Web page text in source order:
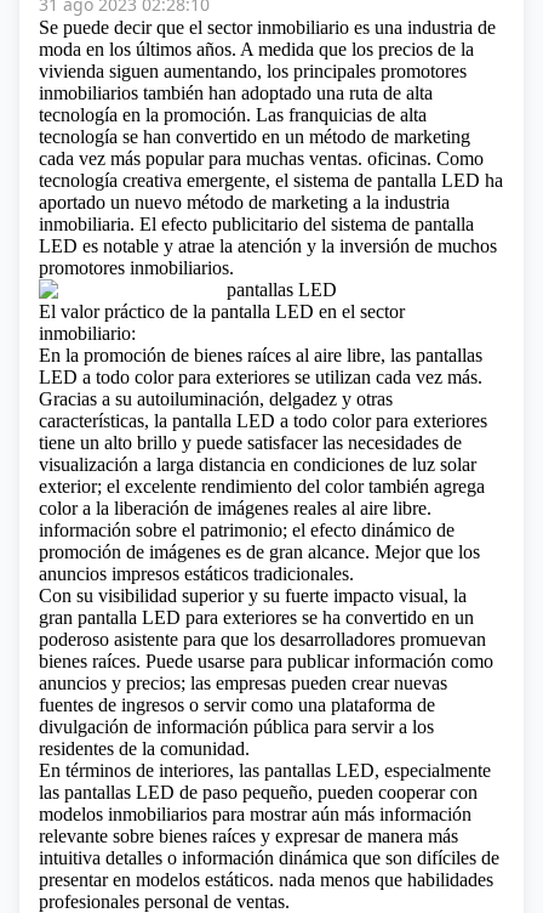
Se puede decir que el sector inmobiliario es una industria de
moda en los últimos años. A medida que los precios de la
vivienda siguen aumentando, los principales promotores
inmobiliarios también han adoptado una ruta de alta
tecnología en la promoción. Las franquicias de alta
tecnología se han convertido en un método de marketing
cada vez más popular para muchas ventas. oficinas. Como
tecnología creativa emergente, el sistema de pantalla LED ha
aportado un nuevo método de marketing a la industria
inmobiliaria. El efecto publicitario del sistema de pantalla
LED es notable y atrae la atención y la inversión de muchos
promotores inmobiliarios.
El valor práctico de la pantalla LED en el sector
inmobiliario:
En la promoción de bienes raíces al aire libre, las pantallas
LED a todo color para exteriores se utilizan cada vez más.
Gracias a su autoiluminación, delgadez y otras
características, la pantalla LED a todo color para exteriores
tiene un alto brillo y puede satisfacer las necesidades de
visualización a larga distancia en condiciones de luz solar
exterior; el excelente rendimiento del color también agrega
color a la liberación de imágenes reales al aire libre.
información sobre el patrimonio; el efecto dinámico de
promoción de imágenes es de gran alcance. Mejor que los
anuncios impresos estáticos tradicionales.
Con su visibilidad superior y su fuerte impacto visual, la
gran pantalla LED para exteriores se ha convertido en un
poderoso asistente para que los desarrolladores promuevan
bienes raíces. Puede usarse para publicar información como
anuncios y precios; las empresas pueden crear nuevas
fuentes de ingresos o servir como una plataforma de
divulgación de información pública para servir a los
residentes de la comunidad.
En términos de interiores, las pantallas LED, especialmente
las pantallas LED de paso pequeño, pueden cooperar con
modelos inmobiliarios para mostrar aún más información
relevante sobre bienes raíces y expresar de manera más
intuitiva detalles o información dinámica que son difíciles de
presentar en modelos estáticos. nada menos que habilidades
profesionales personal de ventas.